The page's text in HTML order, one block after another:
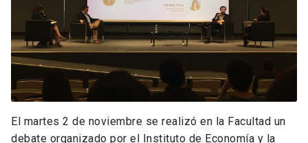
El martes 2 de noviembre se realizó en la Facultad un
debate organizado por el Instituto de Economía y la